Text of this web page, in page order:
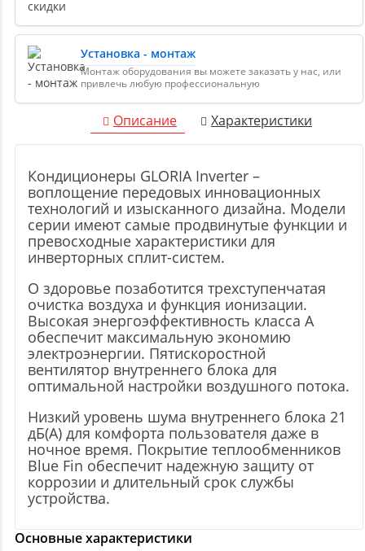
Установка - монтаж
Монтаж оборудования вы можете заказать у нас, или
привлечь любую профессиональную
Описание Характеристики
Кондиционеры GLORIA Inverter –
воплощение передовых инновационных
технологий и изысканного дизайна. Модели
серии имеют самые продвинутые функции и
превосходные характеристики для
инверторных сплит-систем.
О здоровье позаботится трехступенчатая
очистка воздуха и функция ионизации.
Высокая энергоэффективность класса A
обеспечит максимальную экономию
электроэнергии. Пятискоростной
вентилятор внутреннего блока для
оптимальной настройки воздушного потока.
Низкий уровень шума внутреннего блока 21
дБ(А) для комфорта пользователя даже в
ночное время. Покрытие теплообменников
Blue Fin обеспечит надежную защиту от
коррозии и длительный срок службы
устройства.
Основные характеристики